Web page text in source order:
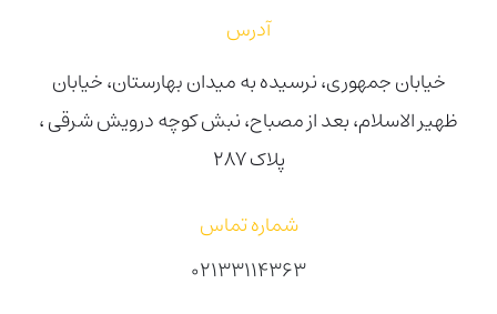
آدرس
خیابان جمهوری، نرسیده به میدان بهارستان، خیابان
ظهیر الاسلام، بعد از مصباح، نبش کوچه درویش شرقی ،
پلاک ۲۸۷
شماره تماس
02133114363